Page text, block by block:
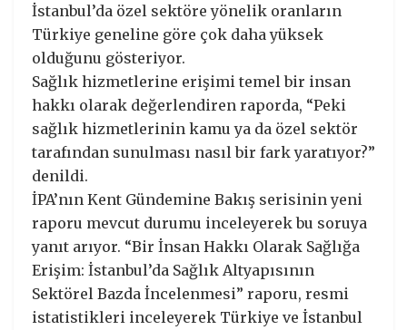
İstanbul’da özel sektöre yönelik oranların
Türkiye geneline göre çok daha yüksek
olduğunu gösteriyor.
Sağlık hizmetlerine erişimi temel bir insan
hakkı olarak değerlendiren raporda, “Peki
sağlık hizmetlerinin kamu ya da özel sektör
tarafından sunulması nasıl bir fark yaratıyor?”
denildi.
İPA’nın Kent Gündemine Bakış serisinin yeni
raporu mevcut durumu inceleyerek bu soruya
yanıt arıyor. “Bir İnsan Hakkı Olarak Sağlığa
Erişim: İstanbul’da Sağlık Altyapısının
Sektörel Bazda İncelenmesi” raporu, resmi
istatistikleri inceleyerek Türkiye ve İstanbul